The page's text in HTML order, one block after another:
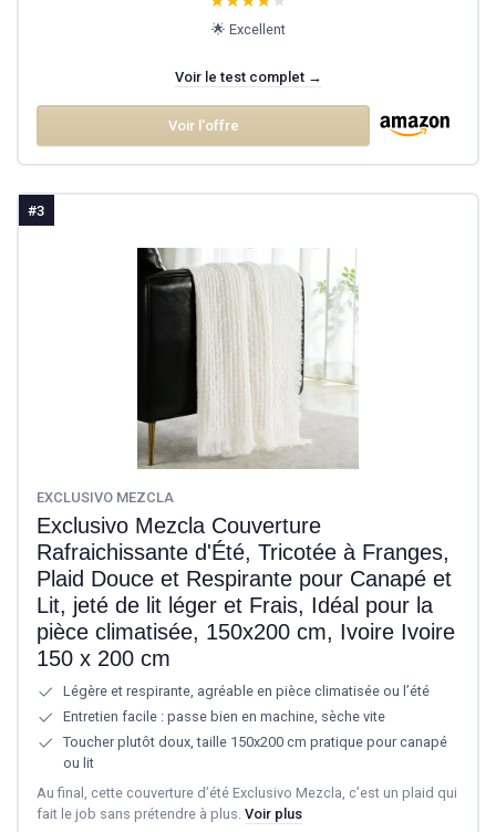
🌟 Excellent
Voir le test complet →
Voir l'offre
#3
EXCLUSIVO MEZCLA
Exclusivo Mezcla Couverture
Rafraichissante d'Été, Tricotée à Franges,
Plaid Douce et Respirante pour Canapé et
Lit, jeté de lit léger et Frais, Idéal pour la
pièce climatisée, 150x200 cm, Ivoire Ivoire
150 x 200 cm
Légère et respirante, agréable en pièce climatisée ou l’été
Entretien facile : passe bien en machine, sèche vite
Toucher plutôt doux, taille 150x200 cm pratique pour canapé
ou lit
Au final, cette couverture d’été Exclusivo Mezcla, c’est un plaid qui
fait le job sans prétendre à plus. Voir plus